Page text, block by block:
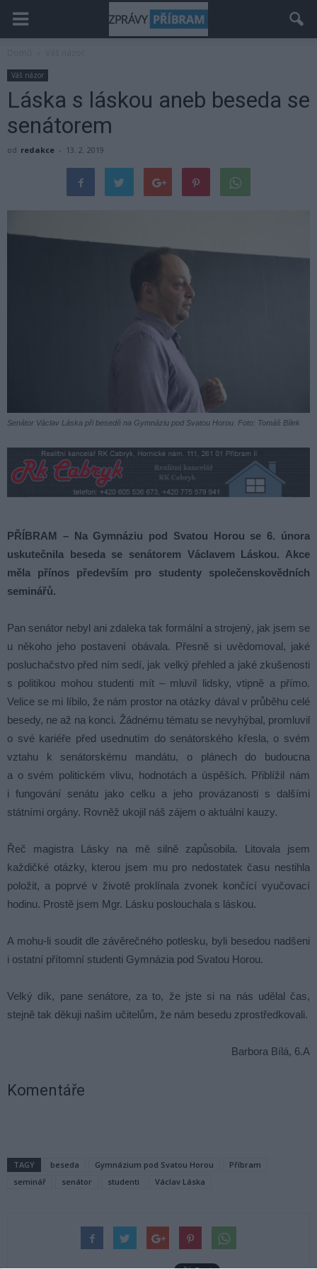
Váš názor
Láska s láskou aneb beseda se
senátorem
od redakce - 13. 2. 2019
Senátor Václav Láska při besedě na Gymnáziu pod Svatou Horou. Foto: Tomáš Bílek
PŘÍBRAM – Na Gymnáziu pod Svatou Horou se 6. února
uskutečnila beseda se senátorem Václavem Láskou. Akce
měla přínos především pro studenty společenskovědních
seminářů.
Pan senátor nebyl ani zdaleka tak formální a strojený, jak jsem se
u někoho jeho postavení obávala. Přesně si uvědomoval, jaké
posluchačstvo před ním sedí, jak velký přehled a jaké zkušenosti
s politikou mohou studenti mít – mluvil lidsky, vtipně a přímo.
Velice se mi líbilo, že nám prostor na otázky dával v průběhu celé
besedy, ne až na konci. Žádnému tématu se nevyhýbal, promluvil
o své kariéře před usednutím do senátorského křesla, o svém
vztahu k senátorskému mandátu, o plánech do budoucna
a o svém politickém vlivu, hodnotách a úspěších. Přiblížil nám
i fungování senátu jako celku a jeho provázanosti s dalšími
státními orgány. Rovněž ukojil náš zájem o aktuální kauzy.
Řeč magistra Lásky na mě silně zapůsobila. Litovala jsem
každičké otázky, kterou jsem mu pro nedostatek času nestihla
položit, a poprvé v životě proklínala zvonek končící vyučovací
hodinu. Prostě jsem Mgr. Lásku poslouchala s láskou.
A mohu-li soudit dle závěrečného potlesku, byli besedou nadšeni
i ostatní přítomní studenti Gymnázia pod Svatou Horou.
Velký dík, pane senátore, za to, že jste si na nás udělal čas,
stejně tak děkuji našim učitelům, že nám besedu zprostředkovali.
Barbora Bílá, 6.A
Komentáře
TAGY beseda Gymnázium pod Svatou Horou
Příbram
seminář
senátor studenti Václav Láska